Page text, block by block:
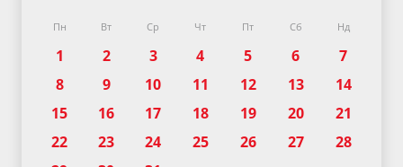
Пн Вт Ср Чт Пт Сб Нд
1 2 3 4 5 6
7
8
9 10 11 12 13
14
15
16 17 18 19 20
21
22
23 24 25 26 27
28